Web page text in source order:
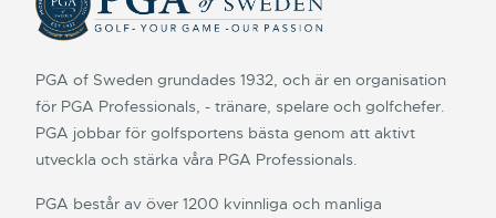
PGA of Sweden grundades 1932, och är en organisation
för PGA Professionals, - tränare, spelare och golfchefer.
PGA jobbar för golfsportens bästa genom att aktivt
utveckla och stärka våra PGA Professionals.
PGA består av över 1200 kvinnliga och manliga